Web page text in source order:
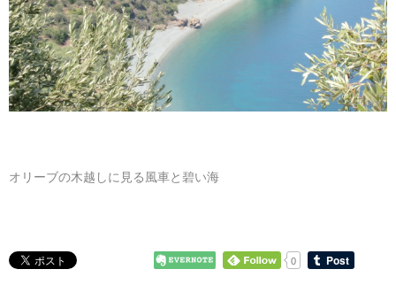
オリーブの木越しに見る風車と碧い海
0